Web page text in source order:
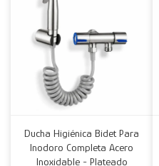
Ducha Higiénica Bidet Para
Inodoro Completa Acero
Inoxidable - Plateado